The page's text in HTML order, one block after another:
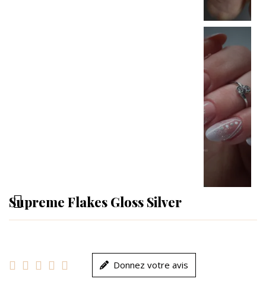
Supreme Flakes Gloss Silver
     Donnez votre avis